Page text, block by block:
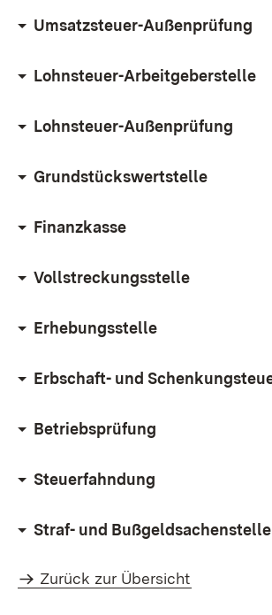
Umsatzsteuer-Außenprüfung
Lohnsteuer-Arbeitgeberstelle
Lohnsteuer-Außenprüfung
Grundstückswertstelle
Finanzkasse
Vollstreckungsstelle
Erhebungsstelle
Erbschaft- und
Betriebsprüfung
Steuerfahndung
Straf- und Bußgeldsachenstelle
Zurück zur Übersicht